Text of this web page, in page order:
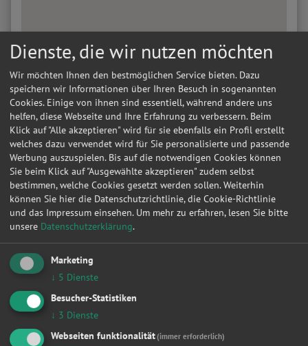
Kontakt
Lothar, Haase
Am Klosterteich 3
07616
Thalbürgel
Dienste, die wir nutzen möchten
Wir möchten Ihnen den bestmöglichen Service bieten. Dazu
speichern wir Informationen über Ihren Besuch in sogenannten
Cookies. Einige von ihnen sind essentiell, während andere uns
helfen, diese Webseite und Ihre Erfahrung zu verbessern. Beim
Klick auf "Alle akzeptieren" wird für sie ebenfalls ein Profil erstellt
welches dazu verwendet wird für Sie personalisierte und passende
Werbung auszuspielen. Bis auf die notwendigen Cookies können
Sie beim Klick auf "Ausgewählte akzeptieren" zudem selbst
bestimmen, welche Cookies gesetzt werden sollen. Weiterhin
können Sie hier die Datenschutzrichtlinie, die Cookie-Richtlinie
und das Impressum einsehen. Um mehr zu erfahren, lesen Sie bitte
unsere Datenschutzerklärung.
Marketing
↓ 5 Dienste
Besucher-Statistiken
↓ 3 Dienste
Webseiten funktionalität(immer erforderlich)